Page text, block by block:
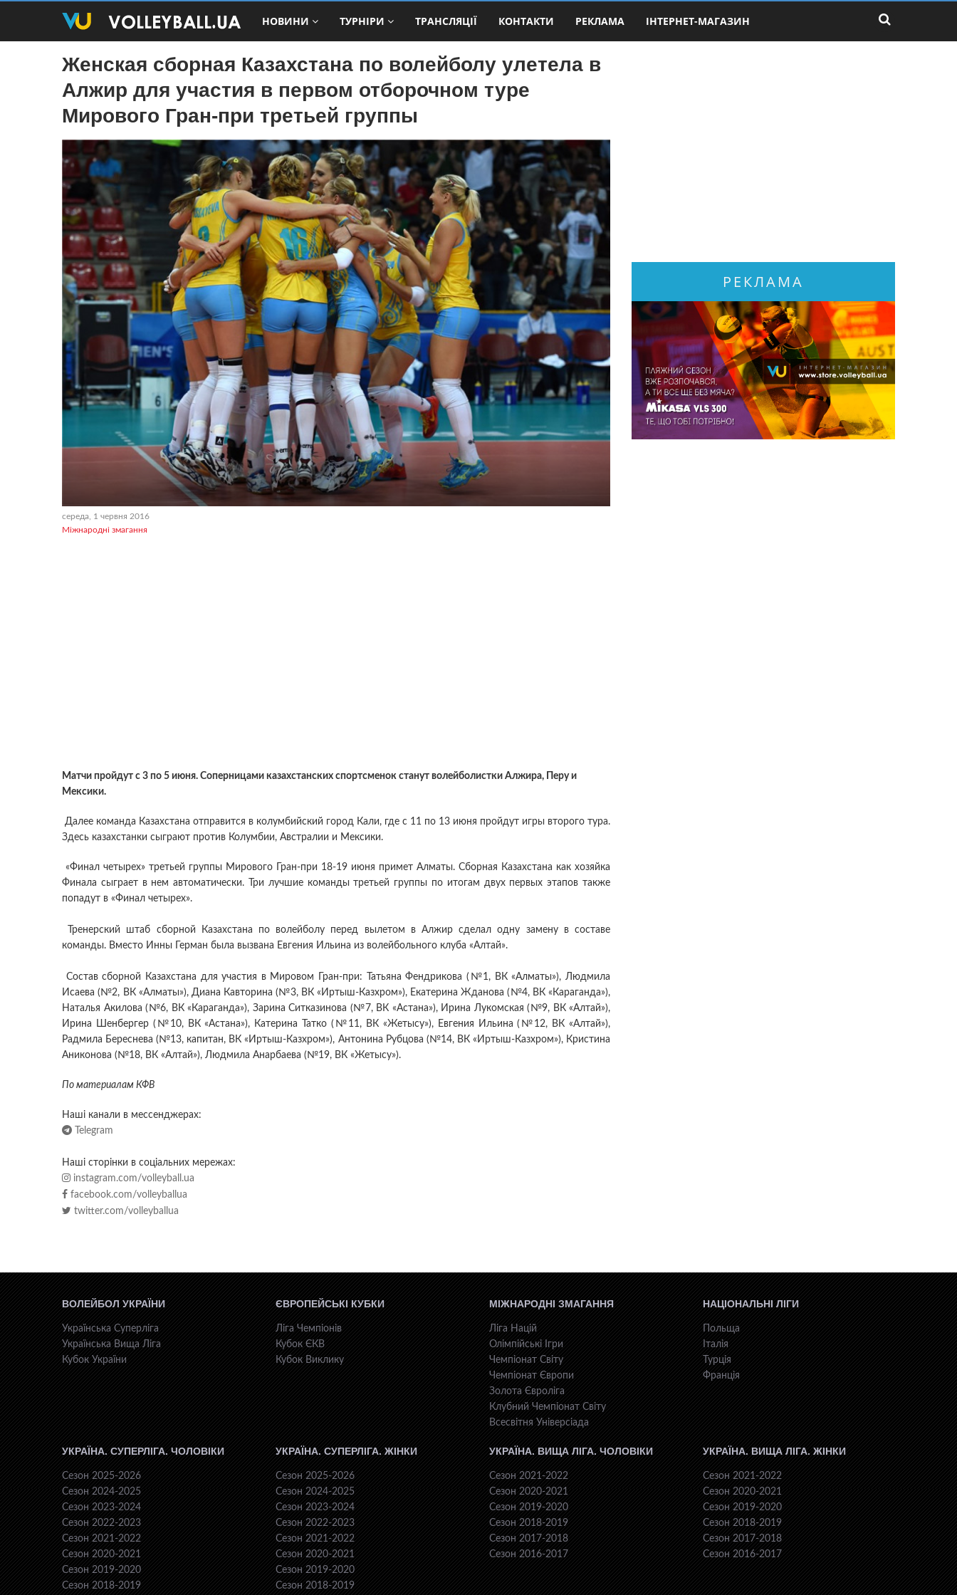
НОВИНИ ТУРНІРИ ТРАНСЛЯЦІЇ КОНТАКТИ РЕКЛАМА ІНТЕРНЕТ-МАГАЗИН
Женская сборная Казахстана по волейболу улетела в
Алжир для участия в первом отборочном туре
Мирового Гран-при третьей группы
середа, 1 червня 2016
Міжнародні змагання
Матчи пройдут с 3 по 5 июня. Соперницами казахстанских спортсменок станут волейболистки Алжира, Перу и
Мексики.
Далее команда Казахстана отправится в колумбийский город Кали, где с 11 по 13 июня пройдут игры второго тура.
Здесь казахстанки сыграют против Колумбии, Австралии и Мексики.
«Финал четырех» третьей группы Мирового Гран-при 18-19 июня примет Алматы. Сборная Казахстана как хозяйка
Финала сыграет в нем автоматически. Три лучшие команды третьей группы по итогам двух первых этапов также
попадут в «Финал четырех».
Тренерский штаб сборной Казахстана по волейболу перед вылетом в Алжир сделал одну замену в составе
команды. Вместо Инны Герман была вызвана Евгения Ильина из волейбольного клуба «Алтай».
Состав сборной Казахстана для участия в Мировом Гран-при: Татьяна Фендрикова (№1, ВК «Алматы»), Людмила
Исаева (№2, ВК «Алматы»), Диана Кавторина (№3, ВК «Иртыш-Казхром»), Екатерина Жданова (№4, ВК «Караганда»),
Наталья Акилова (№6, ВК «Караганда»), Зарина Ситказинова (№7, ВК «Астана»), Ирина Лукомская (№9, ВК «Алтай»),
Ирина Шенбергер (№10, ВК «Астана»), Катерина Татко (№11, ВК «Жетысу»), Евгения Ильина (№12, ВК «Алтай»),
Радмила Береснева (№13, капитан, ВК «Иртыш-Казхром»), Антонина Рубцова (№14, ВК «Иртыш-Казхром»), Кристина
Аниконова (№18, ВК «Алтай»), Людмила Анарбаева (№19, ВК «Жетысу»).
По материалам КФВ
Наші канали в мессенджерах:
Telegram
Наші сторінки в соціальних мережах:
instagram.com/volleyball.ua
facebook.com/volleyballua
twitter.com/volleyballua
РЕКЛАМА
ВОЛЕЙБОЛ УКРАЇНИ
Українська Суперліга
Українська Вища Ліга
Кубок України
ЄВРОПЕЙСЬКІ КУБКИ
Ліга Чемпіонів
Кубок ЄКВ
Кубок Виклику
МІЖНАРОДНІ ЗМАГАННЯ
Ліга Націй
Олімпійські Ігри
Чемпіонат Світу
Чемпіонат Європи
Золота Євроліга
Клубний Чемпіонат Світу
Всесвiтня Унiверсiaда
НАЦІОНАЛЬНІ ЛІГИ
Польща
Італія
Турція
Франція
УКРАЇНА. СУПЕРЛІГА. ЧОЛОВІКИ
Сезон 2025-2026
Сезон 2024-2025
Сезон 2023-2024
Сезон 2022-2023
Сезон 2021-2022
Сезон 2020-2021
Сезон 2019-2020
Сезон 2018-2019
УКРАЇНА. СУПЕРЛІГА. ЖІНКИ
Сезон 2025-2026
Сезон 2024-2025
Сезон 2023-2024
Сезон 2022-2023
Сезон 2021-2022
Сезон 2020-2021
Сезон 2019-2020
Сезон 2018-2019
УКРАЇНА. ВИЩА ЛІГА. ЧОЛОВІКИ
Сезон 2021-2022
Сезон 2020-2021
Сезон 2019-2020
Сезон 2018-2019
Сезон 2017-2018
Сезон 2016-2017
УКРАЇНА. ВИЩА ЛІГА. ЖІНКИ
Сезон 2021-2022
Сезон 2020-2021
Сезон 2019-2020
Сезон 2018-2019
Сезон 2017-2018
Сезон 2016-2017